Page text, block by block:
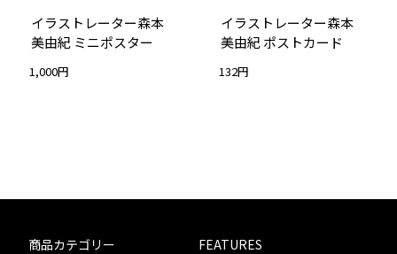
会員ログイン・変更
お問い合わせ
イラストレーター森本
美由紀 ミニポスター
1,000円
イラストレーター森本
美由紀 ポストカード
132円
商品カテゴリー
FEATURES